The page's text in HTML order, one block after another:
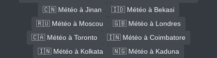
🇨🇳 Météo à Jinan
🇮🇩 Météo à Bekasi
🇷🇺 Météo à Moscou
🇬🇧 Météo à Londres
🇨🇦 Météo à Toronto
🇮🇳 Météo à Coimbatore
🇮🇳 Météo à Kolkata
🇳🇬 Météo à Kaduna